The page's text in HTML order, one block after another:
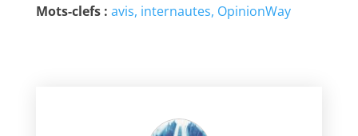
Mots-clefs : avis internautes OpinionWay